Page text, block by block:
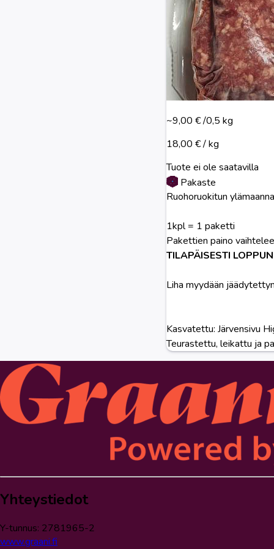
~9,00 €/0,5 kg
18,00 € / kg
Tuote ei ole saatavilla
Pakaste
Ruohoruokitun
1kpl = 1 paketti
Pakettien paino
TILAPÄISESTI
Liha myydään
Kasvatettu: Järvensivu
Teurastettu, leikattu ja
Yhteystiedot
Y-tunnus: 2781965-2
www.graani.fi